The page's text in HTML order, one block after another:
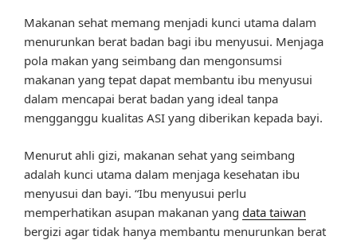
Makanan sehat memang menjadi kunci utama dalam
menurunkan berat badan bagi ibu menyusui. Menjaga
pola makan yang seimbang dan mengonsumsi
makanan yang tepat dapat membantu ibu menyusui
dalam mencapai berat badan yang ideal tanpa
mengganggu kualitas ASI yang diberikan kepada bayi.
Menurut ahli gizi, makanan sehat yang seimbang
adalah kunci utama dalam menjaga kesehatan ibu
menyusui dan bayi. “Ibu menyusui perlu
memperhatikan asupan makanan yang data taiwan
bergizi agar tidak hanya membantu menurunkan berat